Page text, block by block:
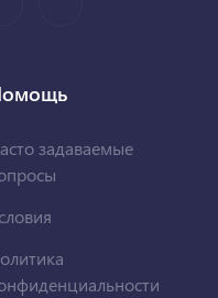
задаваемые